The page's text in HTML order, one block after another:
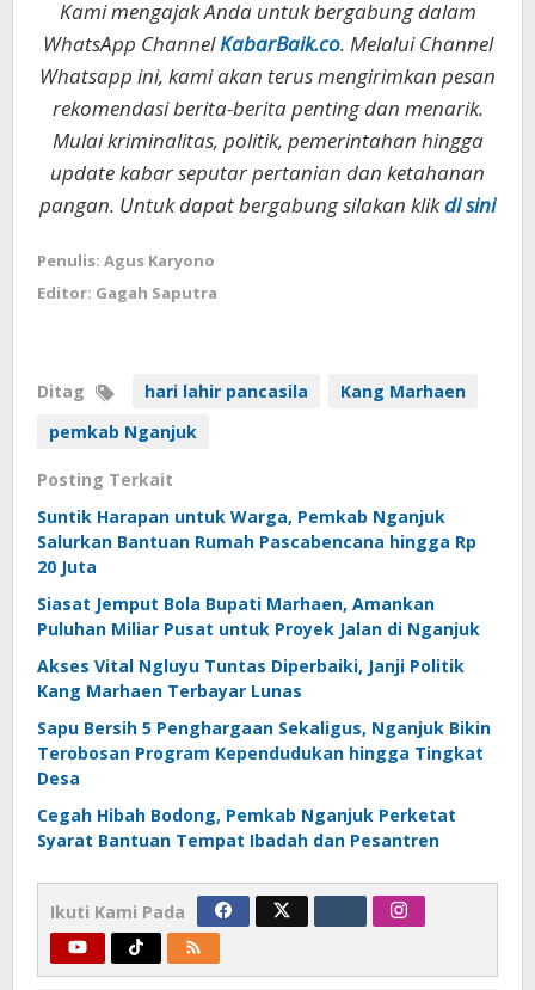
Kami mengajak Anda untuk bergabung dalam
WhatsApp ChannelKabarBaik.co. Melalui Channel
Whatsapp ini, kami akan terus mengirimkan pesan
rekomendasi berita-berita penting dan menarik.
Mulai kriminalitas, politik, pemerintahan hingga
update kabar seputar pertanian dan ketahanan
pangan. Untuk dapat bergabung silakan klikdi sini
Penulis: Agus Karyono
Editor: Gagah Saputra
Ditag hari lahir pancasila
Kang Marhaen
pemkab Nganjuk
Posting Terkait
Suntik Harapan untuk Warga, Pemkab Nganjuk
Salurkan Bantuan Rumah Pascabencana hingga Rp
20 Juta
Siasat Jemput Bola Bupati Marhaen, Amankan
Puluhan Miliar Pusat untuk Proyek Jalan di Nganjuk
Akses Vital Ngluyu Tuntas Diperbaiki, Janji Politik
Kang Marhaen Terbayar Lunas
Sapu Bersih 5 Penghargaan Sekaligus, Nganjuk Bikin
Terobosan Program Kependudukan hingga Tingkat
Desa
Cegah Hibah Bodong, Pemkab Nganjuk Perketat
Syarat Bantuan Tempat Ibadah dan Pesantren
Ikuti Kami Pada